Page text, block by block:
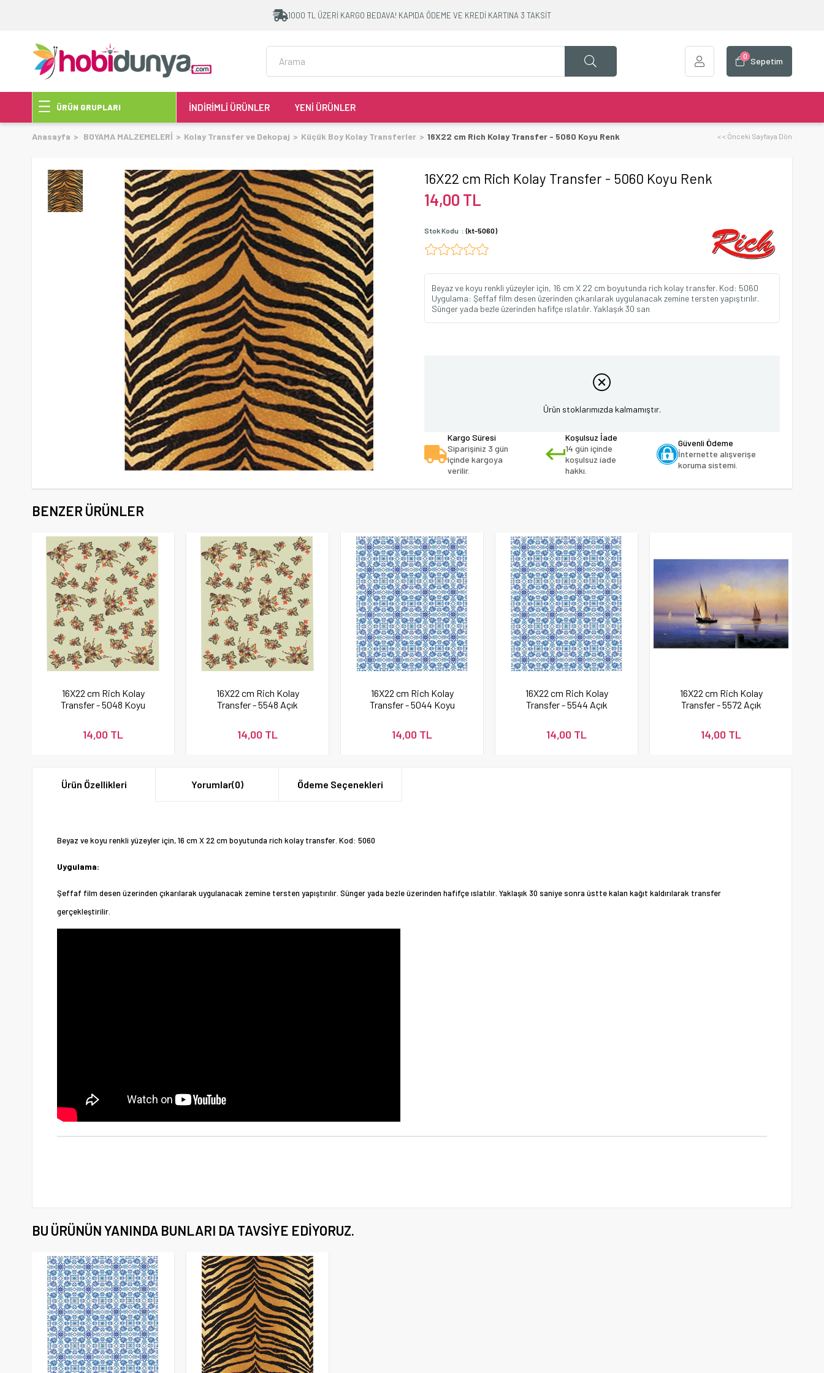
1000 TL ÜZERİ KARGO BEDAVA! KAPIDA ÖDEME VE KREDİ KARTINA 3 TAKSİT
Sepetim
0
ÜRÜN GRUPLARI İNDİRİMLİ ÜRÜNLER YENİ ÜRÜNLER
Anasayfa BOYAMA MALZEMELERİ Kolay Transfer ve Dekopaj Küçük Boy Kolay Transferler 16X22 cm Rich Kolay Transfer - 5060 Koyu Renk < < Önceki Sayfaya Dön
16X22 cm Rich Kolay Transfer - 5060 Koyu Renk
14,00 TL
Stok Kodu (kt-5060)
Beyaz ve koyu renkli yüzeyler için, 16 cm X 22 cm boyutunda rich kolay transfer. Kod: 5060
Uygulama: Şeffaf film desen üzerinden çıkarılarak uygulanacak zemine tersten yapıştırılır.
Sünger yada bezle üzerinden hafifçe ıslatılır. Yaklaşık 30 san
Ürün stoklarımızda kalmamıştır.
Kargo Süresi
Siparişiniz 3 gün
içinde kargoya
verilir.
Koşulsuz İade
14 gün içinde
koşulsuz iade
hakkı.
Güvenli Ödeme
İnternette alışverişe
koruma sistemi.
BENZER ÜRÜNLER
16X22 cm Rich Kolay
Transfer - 5048 Koyu
14,00 TL
16X22 cm Rich Kolay
Transfer - 5548 Açık
14,00 TL
16X22 cm Rich Kolay
Transfer - 5044 Koyu
14,00 TL
16X22 cm Rich Kolay
Transfer - 5544 Açık
14,00 TL
16X22 cm Rich Kolay
Transfer - 5572 Açık
14,00 TL
Ürün Özellikleri Yorumlar(0) Ödeme Seçenekleri
Beyaz ve koyu renkli yüzeyler için, 16 cm X 22 cm boyutunda rich kolay transfer. Kod: 5060
Uygulama:
Şeffaf film desen üzerinden çıkarılarak uygulanacak zemine tersten yapıştırılır. Sünger yada bezle üzerinden hafifçe ıslatılır. Yaklaşık 30 saniye sonra üstte kalan kağıt kaldırılarak transfer
gerçekleştirilir.
BU ÜRÜNÜN YANINDA BUNLARI DA TAVSIYE EDIYORUZ.